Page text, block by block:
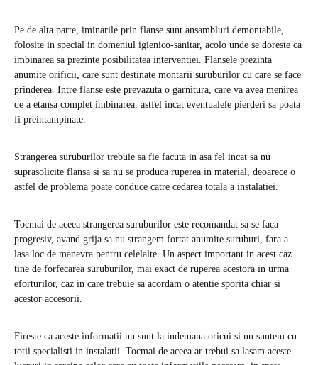
Pe de alta parte, iminarile prin flanse sunt ansambluri demontabile,
folosite in special in domeniul igienico-sanitar, acolo unde se doreste ca
imbinarea sa prezinte posibilitatea interventiei. Flansele prezinta
anumite orificii, care sunt destinate montarii suruburilor cu care se face
prinderea. Intre flanse este prevazuta o garnitura, care va avea menirea
de a etansa complet imbinarea, astfel incat eventualele pierderi sa poata
fi preintampinate.
Strangerea suruburilor trebuie sa fie facuta in asa fel incat sa nu
suprasolicite flansa si sa nu se produca ruperea in material, deoarece o
astfel de problema poate conduce catre cedarea totala a instalatiei.
Tocmai de aceea strangerea suruburilor este recomandat sa se faca
progresiv, avand grija sa nu strangem fortat anumite suruburi, fara a
lasa loc de manevra pentru celelalte. Un aspect important in acest caz
tine de forfecarea suruburilor, mai exact de ruperea acestora in urma
eforturilor, caz in care trebuie sa acordam o atentie sporita chiar si
acestor accesorii.
Fireste ca aceste informatii nu sunt la indemana oricui si nu suntem cu
totii specialisti in instalatii. Tocmai de aceea ar trebui sa lasam aceste